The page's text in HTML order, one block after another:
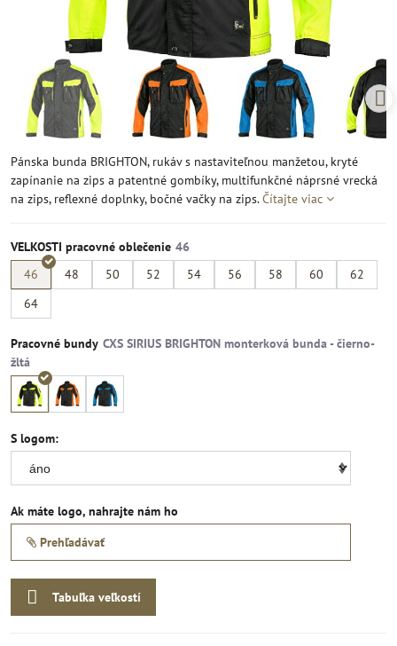
Pánska bunda BRIGHTON, rukáv s nastaviteľnou manžetou, kryté
zapínanie na zips a patentné gombíky, multifunkčné náprsné vrecká
na zips, reflexné doplnky, bočné vačky na zips.Čítajte viac
VELKOSTI pracovné oblečenie
46
48 50 52 54 56 58 60
62
64
Pracovné bundy
S logom:
Ak máte logo, nahrajte nám ho
Prehľadávať
Tabuľka veľkostí